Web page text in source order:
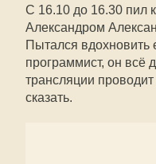
С 16.10 до 16.30 пил
Александром
Пытался вдохновить
программист, он всё
трансляции
сказать.